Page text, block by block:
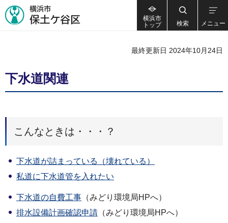
横浜市
トップ
検索 メニュー
最終更新日 2024年10月24日
下水道関連
こんなときは・・・？
下水道が詰まっている（壊れている）
私道に下水道管を入れたい
下水道の自費工事 （みどり環境局HPへ）
排水設備計画確認申請 （みどり環境局HPへ）